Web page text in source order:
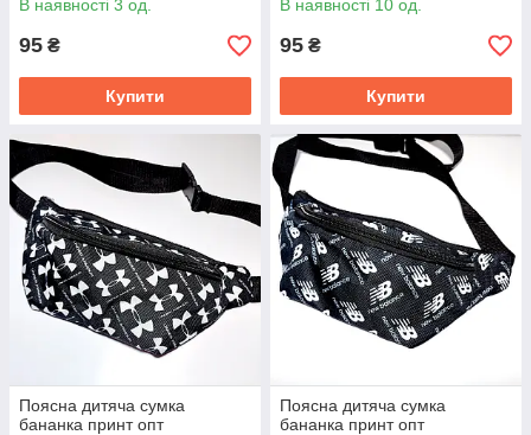
В наявності 3 од.
95 ₴
Купити
В наявності 10 од.
95 ₴
Купити
Поясна дитяча сумка
бананка принт опт
Поясна дитяча сумка
бананка принт опт